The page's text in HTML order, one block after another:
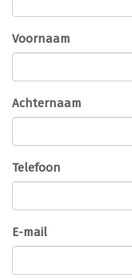
Voornaam
Achternaam
Telefoon
E-mail